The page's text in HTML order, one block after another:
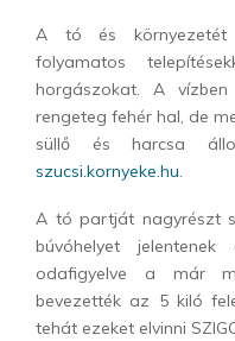
A tó és környezetét
folyamatos
horgászokat. A
rengeteg fehér hal, de
süllő és harcsa
szucsi.kornyeke.hu.
A tó partját nagyrészt
búvóhelyet
odafigyelve a már
bevezették az 5 kiló
tehát ezeket elvinni